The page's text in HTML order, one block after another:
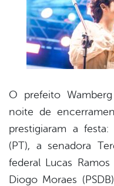
O prefeito
noite de
prestigiaram a
(PT), a senadora
federal Lucas
Diogo Moraes